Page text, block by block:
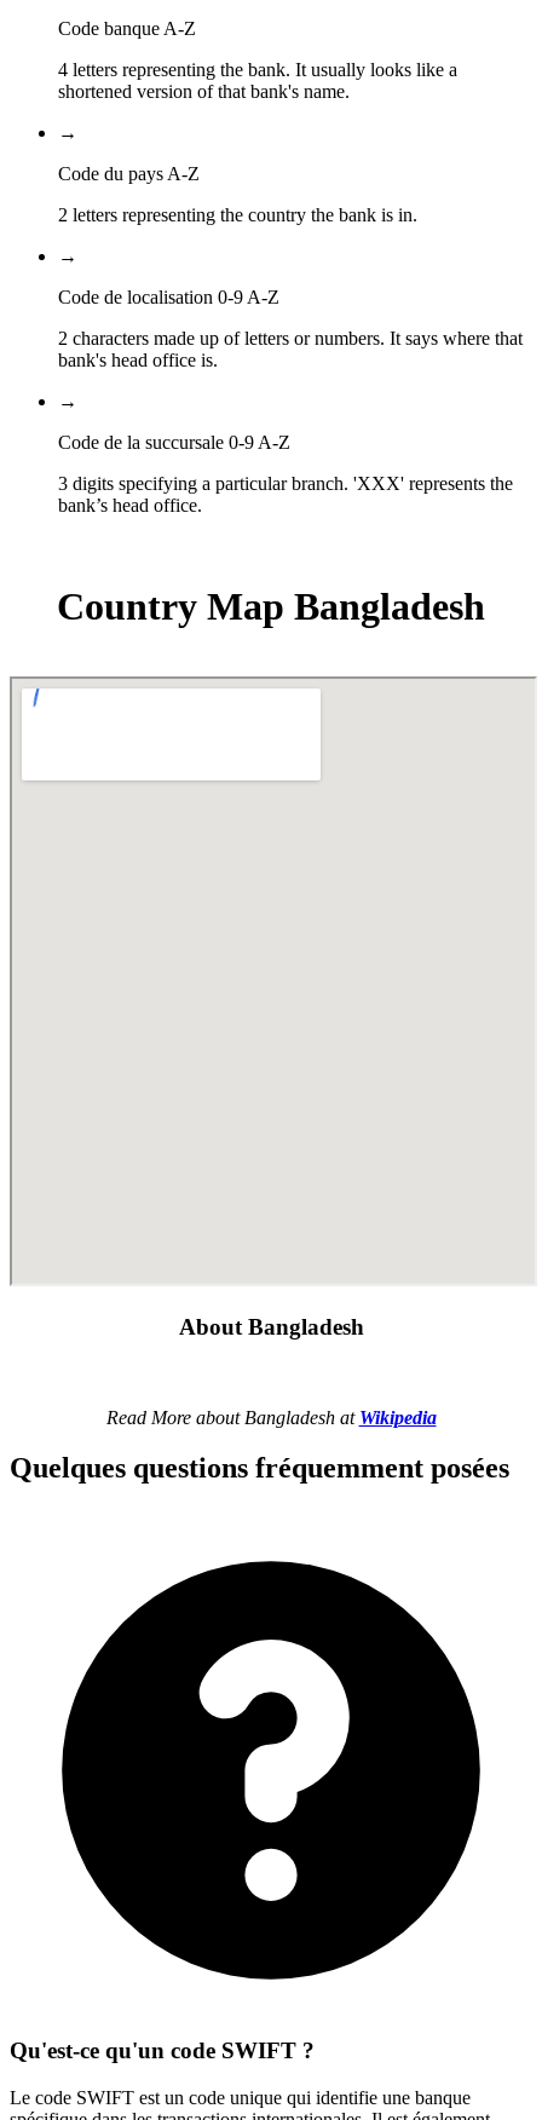
Code banque A-Z
4 letters representing the bank. It usually looks like a
shortened version of that bank's name.
→
Code du pays A-Z
2 letters representing the country the bank is in.
→
Code de localisation 0-9 A-Z
2 characters made up of letters or numbers. It says where that
bank's head office is.
→
Code de la succursale 0-9 A-Z
3 digits specifying a particular branch. 'XXX' represents the
bank’s head office.
Country Map Bangladesh
About Bangladesh
Read More about Bangladesh at Wikipedia
Quelques questions fréquemment posées
Qu'est-ce qu'un code SWIFT ?
Le code SWIFT est un code unique qui identifie une banque